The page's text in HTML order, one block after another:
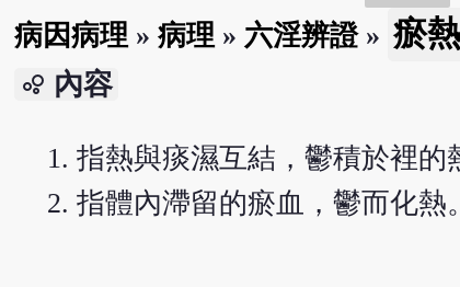
病因病理 » 病理 » 六淫辨證» 瘀熱
bubble_chart 內容
指熱與痰濕互結，鬱積於裡的
指體內滯留的瘀血，鬱而化熱。